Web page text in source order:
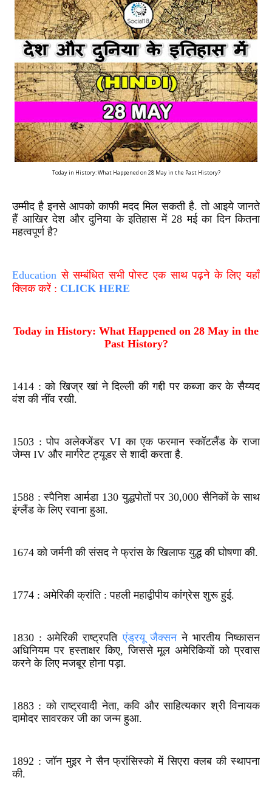
Today in History: What Happened on 28 May in the Past History?
उम्मीद है इनसे आपको काफी मदद मिल सकती है. तो आइये जानते
हैं आखिर देश और दुनिया के इतिहास में 28 मई का दिन कितना
महत्वपूर्ण है?
Education से सम्बंधित सभी पोस्ट एक साथ पढ़ने के लिए यहाँ
क्लिक करें : CLICK HERE
Today in History: What Happened on 28 May in the
Past History?
1414 : को खिज्र खां ने दिल्ली की गद्दी पर कब्जा कर के सैय्यद
वंश की नींव रखी.
1503 : पोप अलेक्जेंडर VI का एक फरमान स्कॉटलैंड के राजा
जेम्स IV और मार्गरेट ट्यूडर से शादी करता है.
1588 : स्पैनिश आर्मडा 130 युद्धपोतों पर 30,000 सैनिकों के साथ
इंग्लैंड के लिए रवाना हुआ.
1674 को जर्मनी की संसद ने फ्रांस के खिलाफ युद्ध की घोषणा की.
1774 : अमेरिकी क्रांति : पहली महाद्वीपीय कांग्रेस शुरू हुई.
1830 : अमेरिकी राष्ट्रपतिएंड्रयू जैक्सनने भारतीय निष्कासन
अधिनियम पर हस्ताक्षर किए, जिससे मूल अमेरिकियों को प्रवास
करने के लिए मजबूर होना पड़ा.
1883 : को राष्ट्रवादी नेता, कवि और साहित्यकार श्री विनायक
दामोदर सावरकर जी का जन्म हुआ.
1892 : जॉन मुइर ने सैन फ्रांसिस्को में सिएरा क्लब की स्थापना
की.